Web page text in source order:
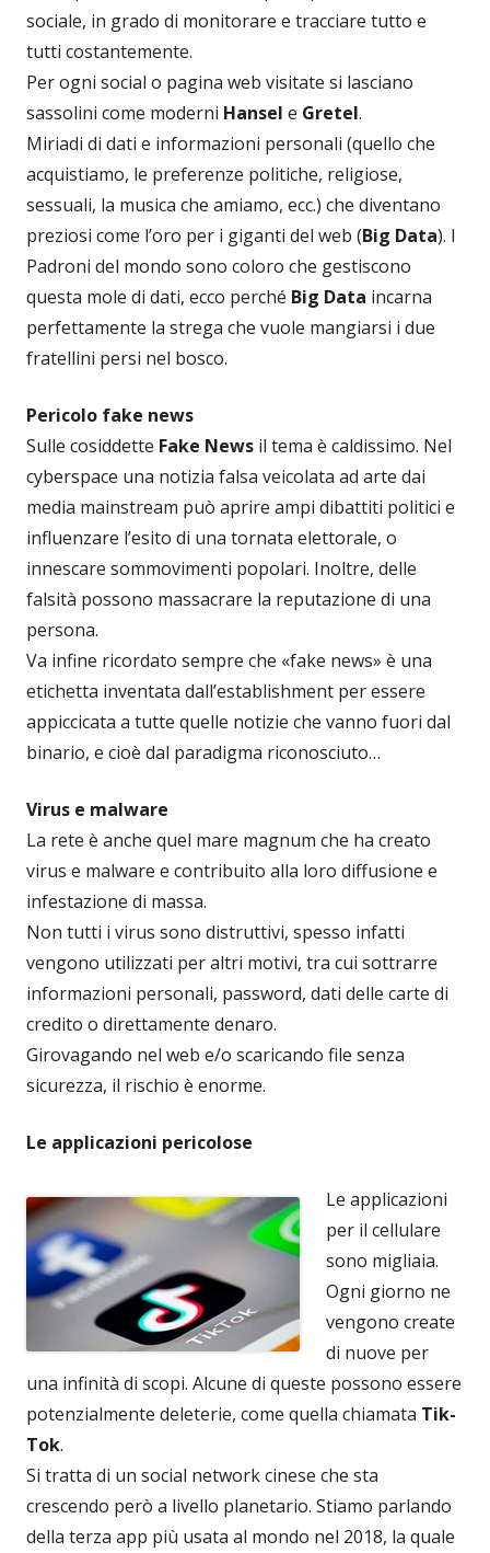
sociale, in grado di monitorare e tracciare tutto e
tutti costantemente.
Per ogni social o pagina web visitate si lasciano
sassolini come moderni Hansel e Gretel.
Miriadi di dati e informazioni personali (quello che
acquistiamo, le preferenze politiche, religiose,
sessuali, la musica che amiamo, ecc.) che diventano
preziosi come l’oro per i giganti del web (Big Data). I
Padroni del mondo sono coloro che gestiscono
questa mole di dati, ecco perché Big Data incarna
perfettamente la strega che vuole mangiarsi i due
fratellini persi nel bosco.
Pericolo fake news
Sulle cosiddette Fake News il tema è caldissimo. Nel
cyberspace una notizia falsa veicolata ad arte dai
media mainstream può aprire ampi dibattiti politici e
influenzare l’esito di una tornata elettorale, o
innescare sommovimenti popolari. Inoltre, delle
falsità possono massacrare la reputazione di una
persona.
Va infine ricordato sempre che «fake news» è una
etichetta inventata dall’establishment per essere
appiccicata a tutte quelle notizie che vanno fuori dal
binario, e cioè dal paradigma riconosciuto…
Virus e malware
La rete è anche quel mare magnum che ha creato
virus e malware e contribuito alla loro diffusione e
infestazione di massa.
Non tutti i virus sono distruttivi, spesso infatti
vengono utilizzati per altri motivi, tra cui sottrarre
informazioni personali, password, dati delle carte di
credito o direttamente denaro.
Girovagando nel web e/o scaricando file senza
sicurezza, il rischio è enorme.
Le applicazioni pericolose
Le applicazioni
per il cellulare
sono migliaia.
Ogni giorno ne
vengono create
di nuove per
una infinità di scopi. Alcune di queste possono essere
potenzialmente deleterie, come quella chiamata Tik-
Tok.
Si tratta di un social network cinese che sta
crescendo però a livello planetario. Stiamo parlando
della terza app più usata al mondo nel 2018, la quale